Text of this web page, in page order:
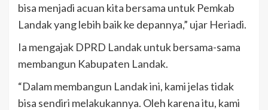
bisa menjadi acuan kita bersama untuk Pemkab
Landak yang lebih baik ke depannya,” ujar Heriadi.
Ia mengajak DPRD Landak untuk bersama-sama
membangun Kabupaten Landak.
“Dalam membangun Landak ini, kami jelas tidak
bisa sendiri melakukannya. Oleh karena itu, kami